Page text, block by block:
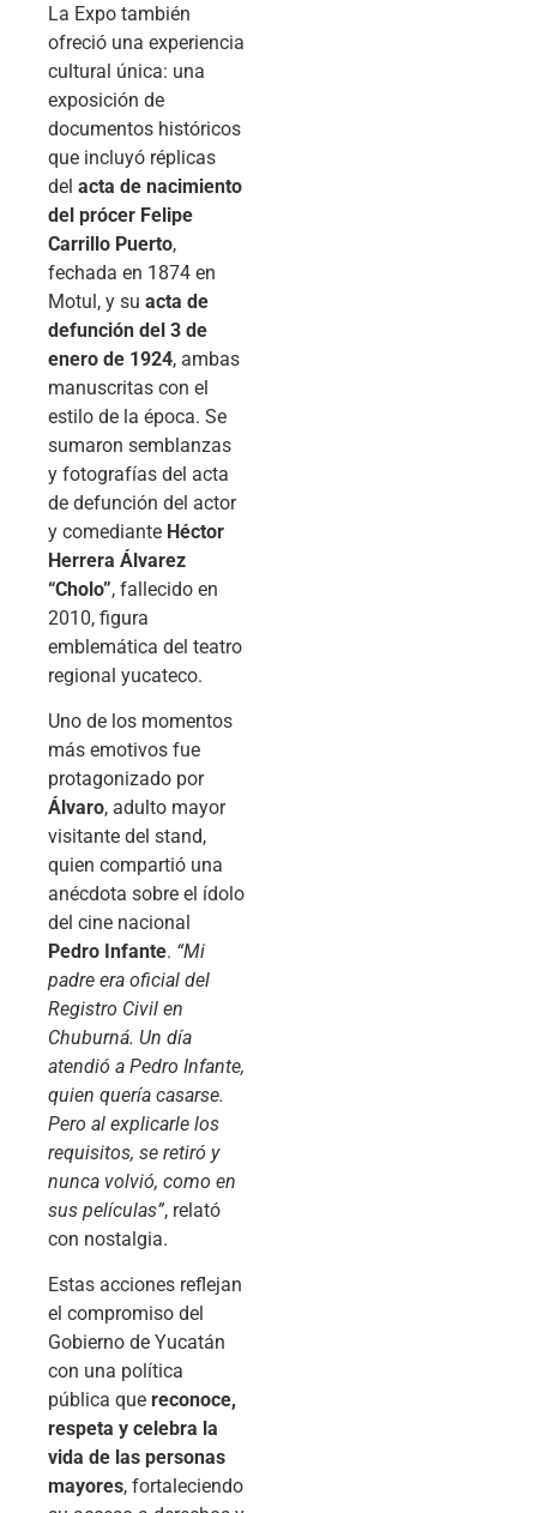
La Expo también
ofreció una experiencia
cultural única: una
exposición de
documentos históricos
que incluyó réplicas
del acta de nacimiento
del prócer Felipe
Carrillo Puerto,
fechada en 1874 en
Motul, y su acta de
defunción del 3 de
enero de 1924, ambas
manuscritas con el
estilo de la época. Se
sumaron semblanzas
y fotografías del acta
de defunción del actor
y comediante Héctor
Herrera Álvarez
“Cholo”, fallecido en
2010, figura
emblemática del teatro
regional yucateco.
Uno de los momentos
más emotivos fue
protagonizado por
Álvaro, adulto mayor
visitante del stand,
quien compartió una
anécdota sobre el ídolo
del cine nacional
Pedro Infante. “Mi
padre era oficial del
Registro Civil en
Chuburná. Un día
atendió a Pedro Infante,
quien quería casarse.
Pero al explicarle los
requisitos, se retiró y
nunca volvió, como en
sus películas”, relató
con nostalgia.
Estas acciones reflejan
el compromiso del
Gobierno de Yucatán
con una política
pública que reconoce,
respeta y celebra la
vida de las personas
mayores, fortaleciendo